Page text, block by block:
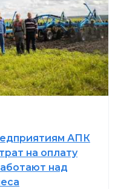
АПК
на оплату
над